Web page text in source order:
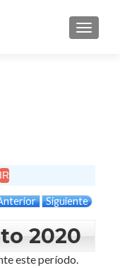
Siguiente
2020
este período.